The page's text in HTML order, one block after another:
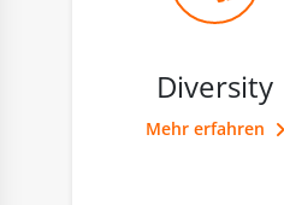
Diversity
Mehr erfahren